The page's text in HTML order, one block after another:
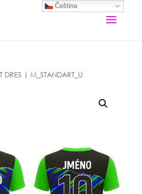
DRES | M_STANDART_U
Čeština‎